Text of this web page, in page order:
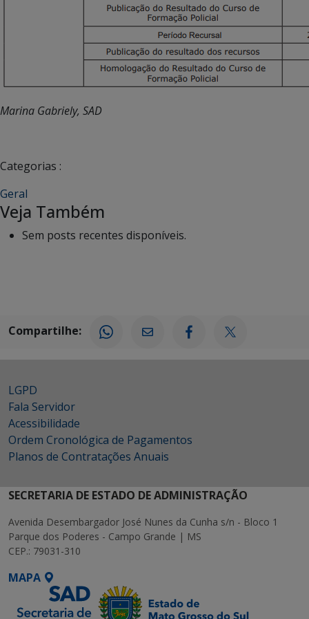
Marina Gabriely, SAD
Categorias :
Geral
Veja Também
Sem posts recentes disponíveis.
Compartilhe:
LGPD
Fala Servidor
Acessibilidade
Ordem Cronológica de Pagamentos
Planos de Contratações Anuais
SECRETARIA DE ESTADO DE ADMINISTRAÇÃO
Avenida Desembargador José Nunes da Cunha s/n - Bloco 1
Parque dos Poderes - Campo Grande | MS
CEP.: 79031-310
MAPA